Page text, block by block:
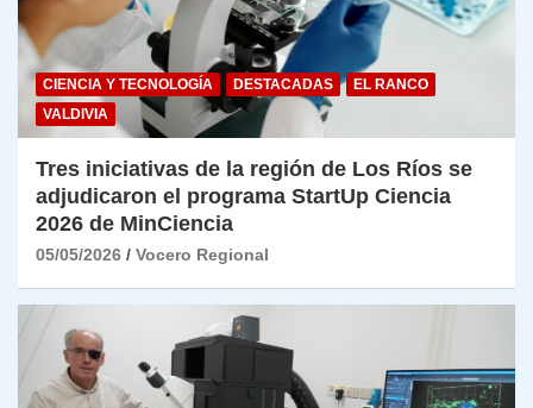
CIENCIA Y TECNOLOGÍA DESTACADAS
EL RANCO
VALDIVIA
Tres iniciativas de la región de Los Ríos se
adjudicaron el programa StartUp Ciencia
2026 de MinCiencia
05/05/2026 Vocero Regional